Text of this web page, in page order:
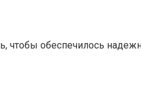
чтобы обеспечилось